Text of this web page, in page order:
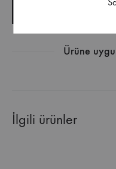
Ürüne
İlgili ürünler